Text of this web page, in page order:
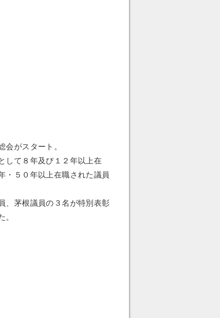
がスタート。
して８年及び１２年以上在
・５０年以上在職された議員
、茅根議員の３名が特別表彰
。